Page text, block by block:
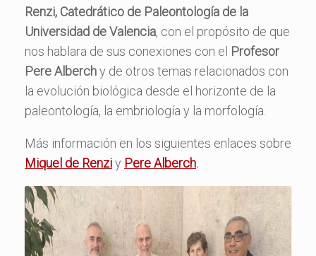
Renzi, Catedrático de Paleontología de la
Universidad de Valencia, con el propósito de que
nos hablara de sus conexiones con el Profesor
Pere Alberchy de otros temas relacionados con
la evolución biológica desde el horizonte de la
paleontología, la embriología y la morfología.
Más información en los siguientes enlaces sobre
Miquel de Renziy Pere Alberch.